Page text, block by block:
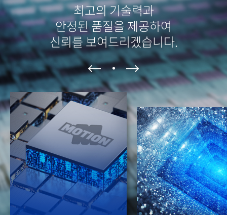
최고의 기술력과
안정된 품질을제공하여
신뢰를 보여드리겠습니다.